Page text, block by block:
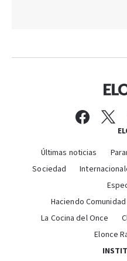
Últimas noticias
Sociedad
Haciendo Comunidad
La Cocina del Once
Elonce